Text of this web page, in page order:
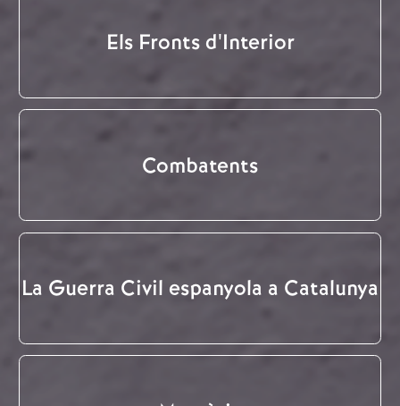
Els Fronts d'Interior
Combatents
La Guerra Civil espanyola a Catalunya